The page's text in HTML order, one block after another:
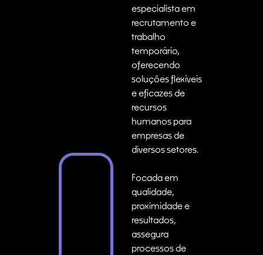
especialista em
recrutamento e
trabalho
temporário,
oferecendo
soluções flexíveis
e eficazes de
recursos
humanos para
empresas de
diversos setores.
Focada em
qualidade,
proximidade e
resultados,
assegura
processos de